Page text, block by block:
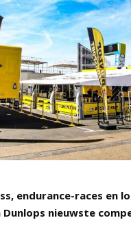
endurance-races en
nieuwste